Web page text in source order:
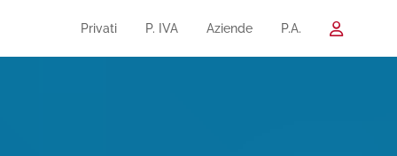
Privati P. IVA Aziende P.A.